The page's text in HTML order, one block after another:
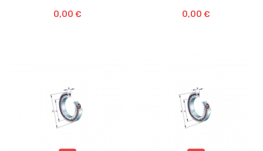
0,00 € 0,00 €